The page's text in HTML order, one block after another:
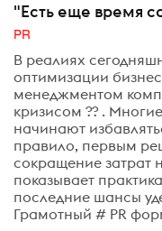
"Есть еще время
PR
В реалиях
оптимизации
менеджментом
кризисом ?? .
начинают
правило, первым
сокращение затрат
показывает
последние шансы
Грамотный # PR